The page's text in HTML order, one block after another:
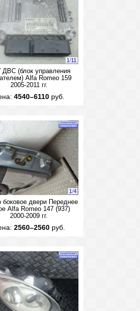
1/11
(блок управления
Alfa Romeo 159
2005-2011 гг.
4540–6110 руб.
1/4
боковое двери Переднее
Alfa Romeo 147 (937)
2000-2009 гг.
2560–2560руб.